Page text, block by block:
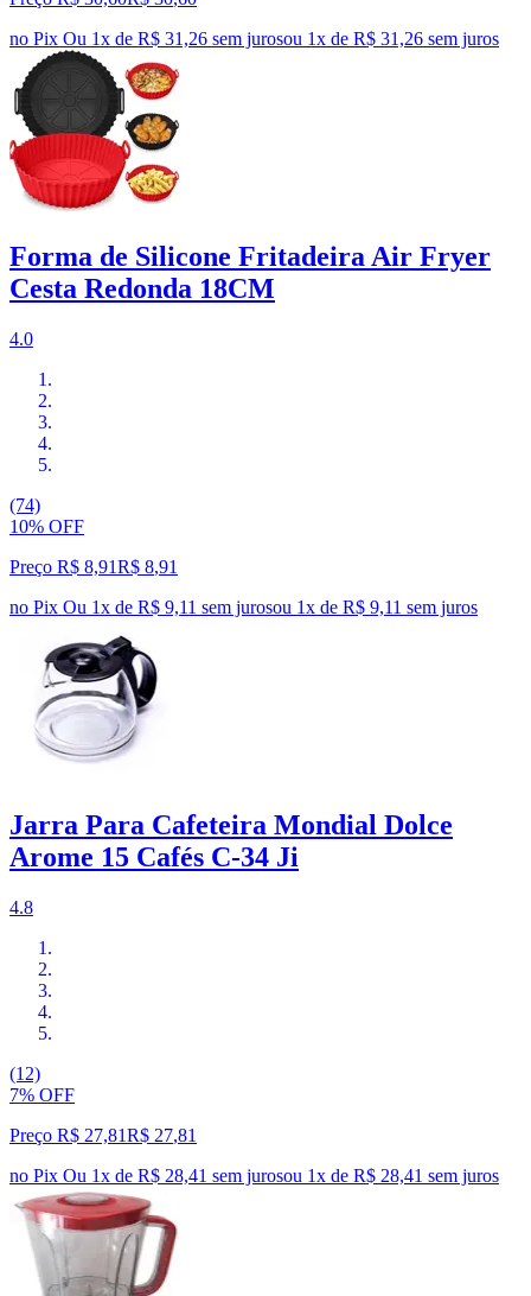
no Pix Ou 1x de R$ 31,26 sem jurosou 1x de R$ 31,26 sem juros
Forma de Silicone Fritadeira Air Fryer
Cesta Redonda 18CM
4.0
(74)
10% OFF
Preço R$ 8,91R$ 8,91
no Pix Ou 1x de R$ 9,11 sem jurosou 1x de R$ 9,11 sem juros
Jarra Para Cafeteira Mondial Dolce
Arome 15 Cafés C-34 Ji
4.8
(12)
7% OFF
Preço R$ 27,81R$ 27,81
no Pix Ou 1x de R$ 28,41 sem jurosou 1x de R$ 28,41 sem juros